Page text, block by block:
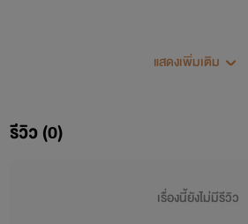
I'm 32 years old .
‘’ นายท่านคะ จะให้ดิฉันทำอย่างไร
‘’ ทิ้ง ‘’
แสดงเพิ่มเติม
รีวิว (0)
เรื่องนี้ยังไม่มีรีวิว